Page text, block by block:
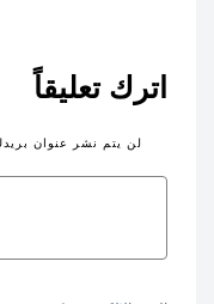
اترك تعليقاً
لن يتم نشر عنوان